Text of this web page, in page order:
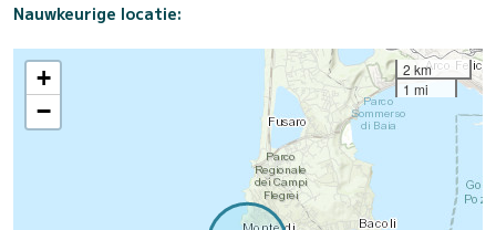
Nauwkeurige locatie:
+
−
2 km
1 mi